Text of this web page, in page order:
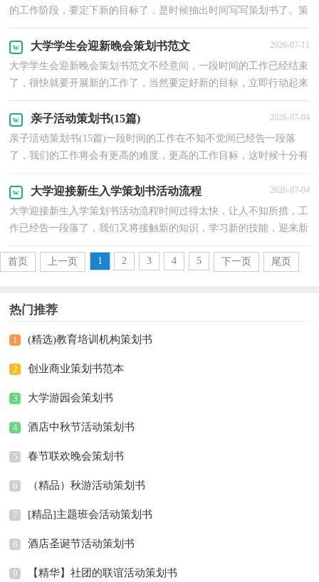
的工作阶段，要定下新的目标了，是时候抽出时间写写策划书了。策
大学学生会迎新晚会策划书范文 2026-07-11
大学学生会迎新晚会策划书范文不经意间，一段时间的工作已经结束
了，很快就要开展新的工作了，当然要定好新的目标，立即行动起来
亲子活动策划书(15篇) 2026-07-04
亲子活动策划书(15篇)一段时间的工作在不知不觉间已经告一段落
了，我们的工作将会有更高的难度，更高的工作目标，这时候十分有
大学迎接新生入学策划书活动流程 2026-07-04
大学迎接新生入学策划书活动流程时间过得太快，让人不知所措，工
作已经告一段落了，我们又将接触新的知识，学习新的技能，迎来新
首页
上一页 1 2 3 4 5 下一页 尾页
热门推荐
1 (精选)教育培训机构策划书
2 创业商业策划书范本
3 大学游园会策划书
4 酒店中秋节活动策划书
5 春节联欢晚会策划书
6 （精品）秋游活动策划书
7 [精品]主题班会活动策划书
8 酒店圣诞节活动策划书
9 【精华】社团的联谊活动策划书